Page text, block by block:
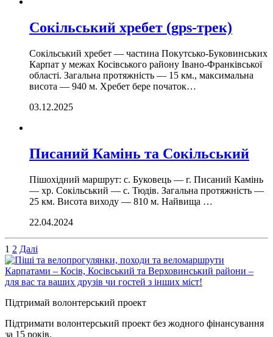
Сокільський хребет (gps-трек)
Сокільський хребет — частина Покутсько-Буковинських
Карпат у межах Косівського району Івано-Франківської
області. Загальна протяжність — 15 км., максимальна
висота — 940 м. Хребет бере початок…
03.12.2025
Писаний Камінь та Сокільський
Пішохідний маршрут: с. Буковець — г. Писаний Камінь
— хр. Сокільський — с. Тюдів. Загальна протяжність —
25 км. Висота виходу — 810 м. Найвища …
22.04.2024
Пагінація
записів
1 2 Далі
Підтримай волонтерський проект
Підтримати волонтерський проект без жодного фінансування
за 15 років.